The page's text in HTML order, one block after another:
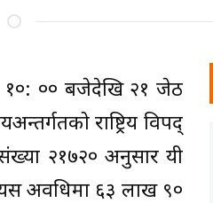
१०: ०० बजेदेखि २१ जेठ
राष्ट्रिय विपद्
२१७२० अनुसार यी
अवधिमा ६३ लाख ९०